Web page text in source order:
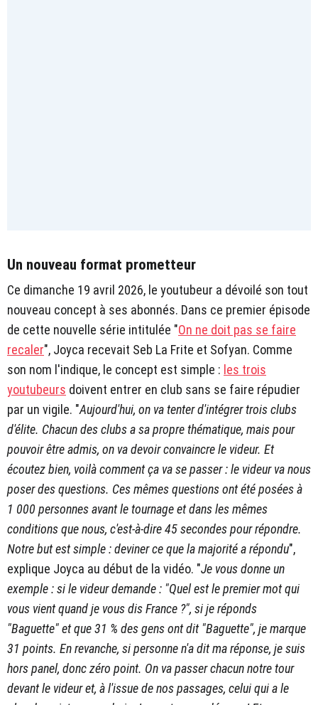
Un nouveau format prometteur
Ce dimanche 19 avril 2026, le youtubeur a dévoilé son tout
nouveau concept à ses abonnés. Dans ce premier épisode
de cette nouvelle série intitulée "On ne doit pas se faire
recaler", Joyca recevait Seb La Frite et Sofyan. Comme
son nom l'indique, le concept est simple : les trois
youtubeurs doivent entrer en club sans se faire répudier
par un vigile. "Aujourd'hui, on va tenter d'intégrer trois clubs
d'élite. Chacun des clubs a sa propre thématique, mais pour
pouvoir être admis, on va devoir convaincre le videur. Et
écoutez bien, voilà comment ça va se passer : le videur va nous
poser des questions. Ces mêmes questions ont été posées à
1 000 personnes avant le tournage et dans les mêmes
conditions que nous, c'est-à-dire 45 secondes pour répondre.
Notre but est simple : deviner ce que la majorité a répondu",
explique Joyca au début de la vidéo. "Je vous donne un
exemple : si le videur demande : "Quel est le premier mot qui
vous vient quand je vous dis France ?", si je réponds
"Baguette" et que 31 % des gens ont dit "Baguette", je marque
31 points. En revanche, si personne n'a dit ma réponse, je suis
hors panel, donc zéro point. On va passer chacun notre tour
devant le videur et, à l'issue de nos passages, celui qui a le